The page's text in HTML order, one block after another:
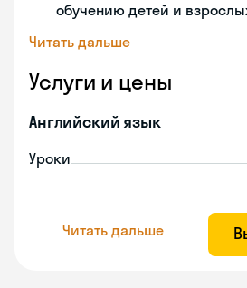
обучению детей и
Читать дальше
Услуги и цены
Английский язык
Уроки
Читать дальше